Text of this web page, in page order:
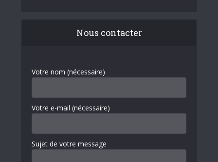
Nous contacter
Votre nom (nécessaire)
Votre e-mail (nécessaire)
Sujet de votre message